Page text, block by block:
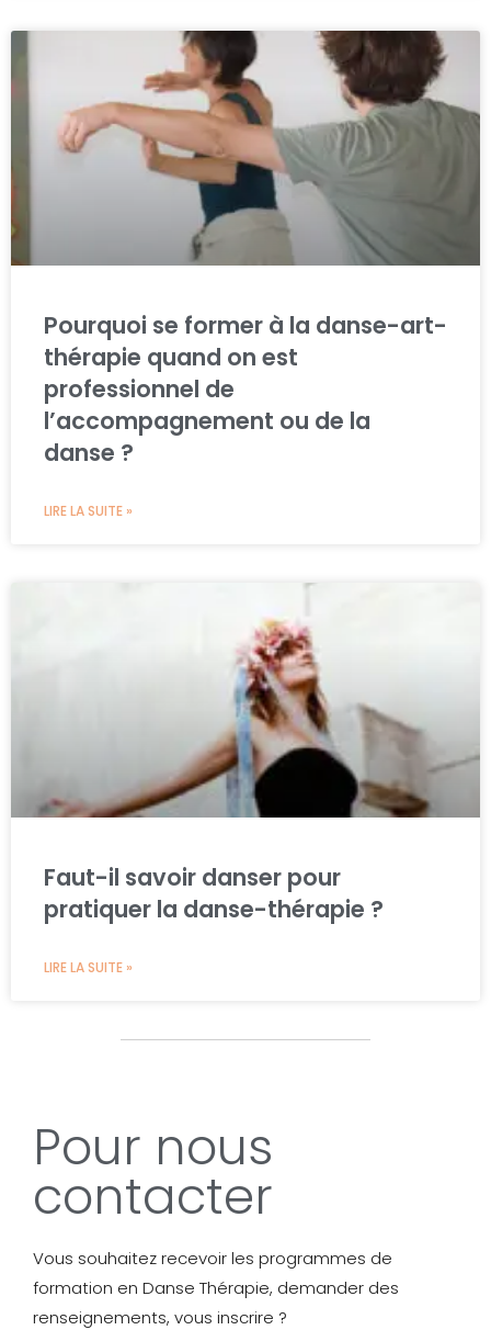
Pourquoi se former à la danse-art-
thérapie quand on est
professionnel de
l’accompagnement ou de la
danse ?
LIRE LA SUITE »
Faut-il savoir danser pour
pratiquer la danse-thérapie ?
LIRE LA SUITE »
Pour nous
contacter
Vous souhaitez recevoir les programmes de
formation en Danse Thérapie, demander des
renseignements, vous inscrire ?